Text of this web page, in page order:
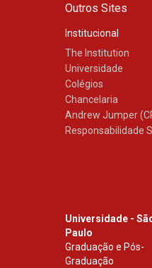
Outros Sites
Institucional
The Institution
Universidade
Colégios
Chancelaria
Andrew Jumper
Responsabilidade
Universidade -
Paulo
Graduação e Pós-
Graduação